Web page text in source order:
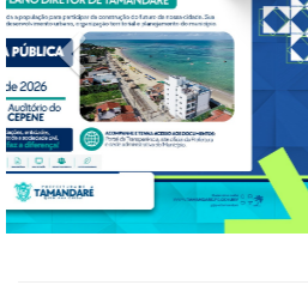
Previous